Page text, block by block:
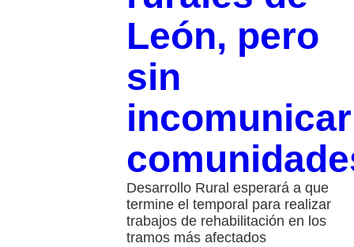
León, pero
sin
incomunicar
Desarrollo Rural esperará a que
termine el temporal para realizar
trabajos de rehabilitación en los
tramos más afectados